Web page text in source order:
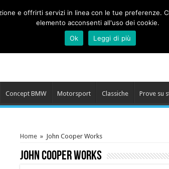
Concept BMW Motorsport Classiche Prove su
Home » John Cooper Works
John Cooper Works
e offrirti servizi in linea con le tue preferenze.
elemento acconsenti all'uso dei cookie.
Ok
Leggi di più